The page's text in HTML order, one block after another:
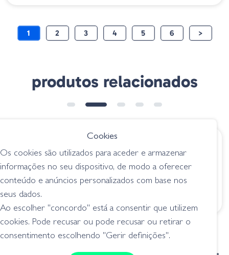
1 2 3 4 5 6 >
produtos relacionados
€ 7.65
Zoom Beatdown
139-054
Watermelon Red
senkos
Amostra Stick 04-
0201 Watermelon
Seed
condições de venda livro de reclamações
Cookies
Os cookies são utilizados para aceder e armazenar
informações no seu dispositivo, de modo a oferecer
conteúdo e anúncios personalizados com base nos
seus dados.
Ao escolher "concordo" está a consentir que utilizem
cookies. Pode recusar ou pode recusar ou retirar o
consentimento escolhendo "Gerir definições".